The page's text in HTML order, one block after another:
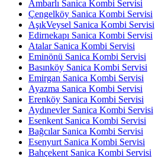
Ambarlı Sanica Kombi Servisi
Çengelköy Sanica Kombi Servisi
AşıkVeysel Sanica Kombi Servisi
Edirnekapı Sanica Kombi Servisi
Atalar Sanica Kombi Servisi
Eminönü Sanica Kombi Servisi
Basınköy Sanica Kombi Servisi
Emirgan Sanica Kombi Servisi
Ayazma Sanica Kombi Servisi
Erenköy Sanica Kombi Servisi
Aydınevler Sanica Kombi Servisi
Esenkent Sanica Kombi Servisi
Bağcılar Sanica Kombi Servisi
Esenyurt Sanica Kombi Servisi
Bahçekent Sanica Kombi Servisi